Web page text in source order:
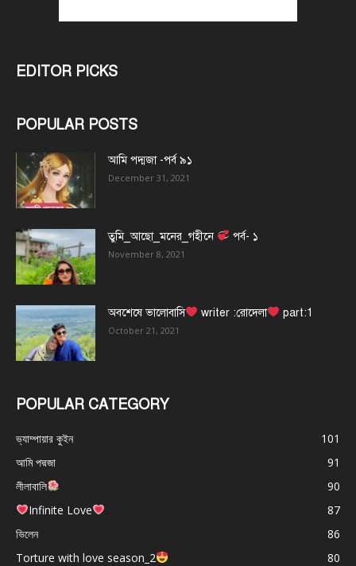
EDITOR PICKS
POPULAR POSTS
আমি পদ্মজা -পর্ব ৯১
December 31, 2021
তুমি_আছো_মনের_গহীনে পর্ব- ১
November 8, 2021
অবশেষে ভালোবাসি writer :রোদেলা part:1
October 21, 2021
POPULAR CATEGORY
ভ্যাম্পায়ার কুইন
101
আমি পদ্মজা
91
লীলাবালি
90
Infinite Love
87
ভিলেন
86
Torture with love season_2
80